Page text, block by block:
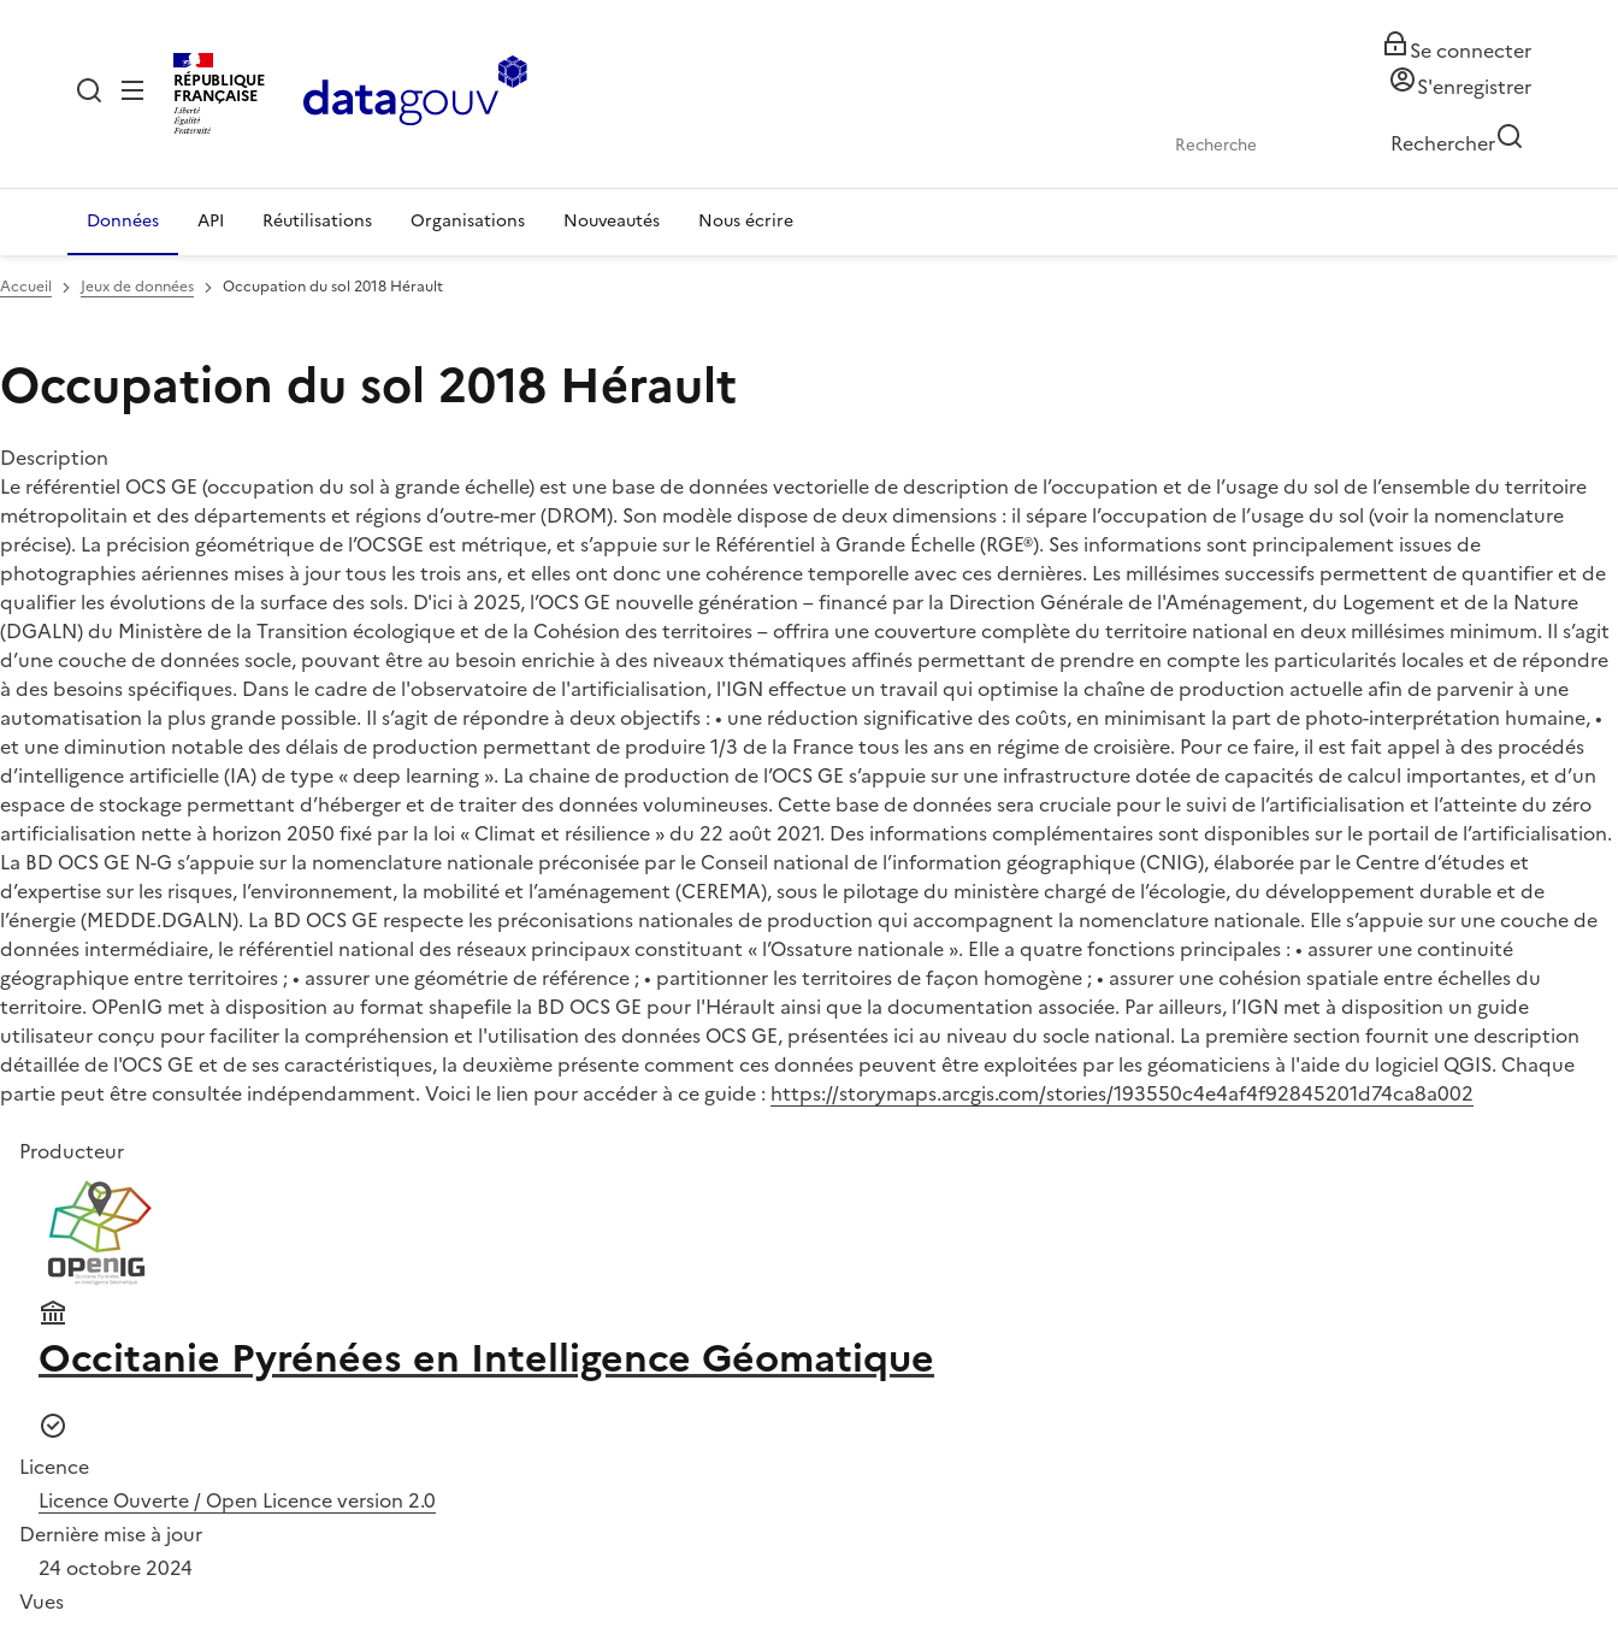
RÉPUBLIQUE
FRANÇAISE
Se connecter
S'enregistrer
Rechercher
Données API Réutilisations Organisations Nouveautés Nous écrire
Accueil Jeux de données Occupation du sol 2018 Hérault
Occupation du sol 2018 Hérault
Description
Le référentiel OCS GE (occupation du sol à grande échelle) est une base de données vectorielle de description de l’occupation et de l’usage du sol de l’ensemble du territoire
métropolitain et des départements et régions d’outre-mer (DROM). Son modèle dispose de deux dimensions : il sépare l’occupation de l’usage du sol (voir la nomenclature
précise). La précision géométrique de l’OCSGE est métrique, et s’appuie sur le Référentiel à Grande Échelle (RGE®). Ses informations sont principalement issues de
photographies aériennes mises à jour tous les trois ans, et elles ont donc une cohérence temporelle avec ces dernières. Les millésimes successifs permettent de quantifier et de
qualifier les évolutions de la surface des sols. D'ici à 2025, l’OCS GE nouvelle génération – financé par la Direction Générale de l'Aménagement, du Logement et de la Nature
(DGALN) du Ministère de la Transition écologique et de la Cohésion des territoires – offrira une couverture complète du territoire national en deux millésimes minimum. Il s’agit
d’une couche de données socle, pouvant être au besoin enrichie à des niveaux thématiques affinés permettant de prendre en compte les particularités locales et de répondre
à des besoins spécifiques. Dans le cadre de l'observatoire de l'artificialisation, l'IGN effectue un travail qui optimise la chaîne de production actuelle afin de parvenir à une
automatisation la plus grande possible. Il s’agit de répondre à deux objectifs : • une réduction significative des coûts, en minimisant la part de photo-interprétation humaine, •
et une diminution notable des délais de production permettant de produire 1/3 de la France tous les ans en régime de croisière. Pour ce faire, il est fait appel à des procédés
d’intelligence artificielle (IA) de type « deep learning ». La chaine de production de l’OCS GE s’appuie sur une infrastructure dotée de capacités de calcul importantes, et d’un
espace de stockage permettant d’héberger et de traiter des données volumineuses. Cette base de données sera cruciale pour le suivi de l’artificialisation et l’atteinte du zéro
artificialisation nette à horizon 2050 fixé par la loi « Climat et résilience » du 22 août 2021. Des informations complémentaires sont disponibles sur le portail de l’artificialisation.
La BD OCS GE N-G s’appuie sur la nomenclature nationale préconisée par le Conseil national de l’information géographique (CNIG), élaborée par le Centre d’études et
d’expertise sur les risques, l’environnement, la mobilité et l’aménagement (CEREMA), sous le pilotage du ministère chargé de l’écologie, du développement durable et de
l’énergie (MEDDE.DGALN). La BD OCS GE respecte les préconisations nationales de production qui accompagnent la nomenclature nationale. Elle s’appuie sur une couche de
données intermédiaire, le référentiel national des réseaux principaux constituant « l’Ossature nationale ». Elle a quatre fonctions principales : • assurer une continuité
géographique entre territoires ; • assurer une géométrie de référence ; • partitionner les territoires de façon homogène ; • assurer une cohésion spatiale entre échelles du
territoire. OPenIG met à disposition au format shapefile la BD OCS GE pour l'Hérault ainsi que la documentation associée. Par ailleurs, l’IGN met à disposition un guide
utilisateur conçu pour faciliter la compréhension et l'utilisation des données OCS GE, présentées ici au niveau du socle national. La première section fournit une description
détaillée de l'OCS GE et de ses caractéristiques, la deuxième présente comment ces données peuvent être exploitées par les géomaticiens à l'aide du logiciel QGIS. Chaque
partie peut être consultée indépendamment. Voici le lien pour accéder à ce guide : https://storymaps.arcgis.com/stories/193550c4e4af4f92845201d74ca8a002
Producteur
Occitanie Pyrénées en Intelligence Géomatique
Licence
Licence Ouverte / Open Licence version 2.0
Dernière mise à jour
24 octobre 2024
Vues